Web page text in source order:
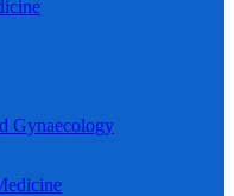
Gynaecology